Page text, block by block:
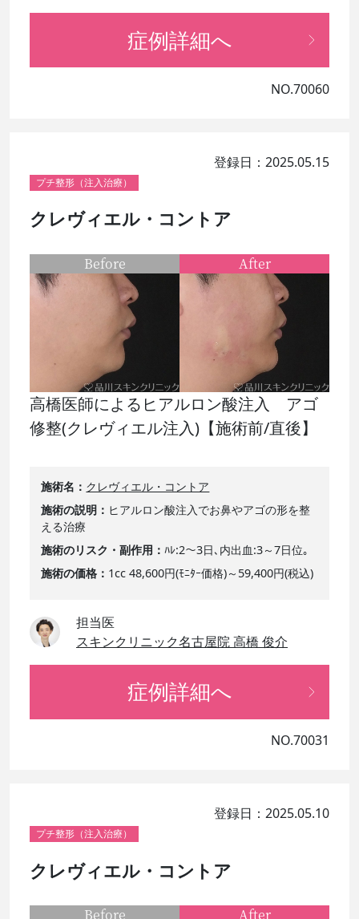
症例詳細へ
NO.70060
登録日：2025.05.15
プチ整形（注入治療）
クレヴィエル・コントア
高橋医師によるヒアルロン酸注入 アゴ
修整(クレヴィエル注入)【施術前/直後】
施術名
クレヴィエル・コントア
施術の説明
ヒアルロン酸注入でお鼻やアゴの形を整
える治療
施術のリスク・副作用
ﾊﾚ:2～3日､内出血:3～7日位｡
施術の価格
1cc 48,600円(ﾓﾆﾀｰ価格)～59,400円(税込)
担当医
スキンクリニック名古屋院 高橋 俊介
Before After
症例詳細へ
NO.70031
登録日：2025.05.10
プチ整形（注入治療）
クレヴィエル・コントア
Before After